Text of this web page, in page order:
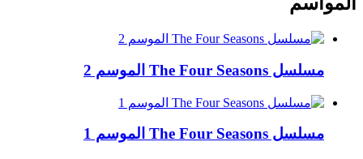
مسلسل The Four Seasons الموسم 2
مسلسل The Four Seasons الموسم 1